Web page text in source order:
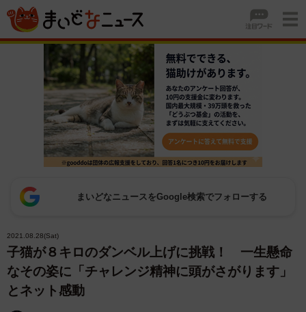
まいどなニュースをGoogle検索でフォローする
2021.08.28(Sat)
子猫が８キロのダンベル上げに挑戦！ 一生懸命
なその姿に「チャレンジ精神に頭がさがります」
とネット感動